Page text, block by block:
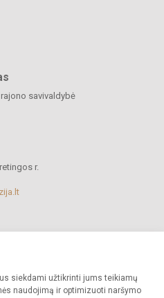
siekdami užtikrinti jums teikiamų
naudojimą ir optimizuoti naršymo
savivaldybė
r.
Visos teisės saugomos.
sutikimo griežtai draudžiama.